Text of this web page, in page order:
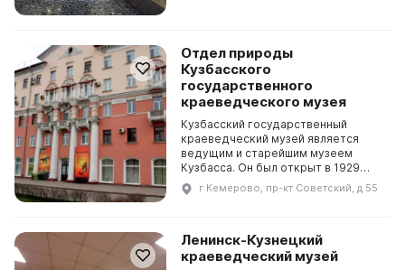
Отдел природы
Кузбасского
государственного
краеведческого музея
Кузбасский государственный
краеведческий музей является
ведущим и старейшим музеем
Кузбасса. Он был открыт в 1929
году и получил статус областного
музея в 1943 г. В настоящее время
г Кемерово, пр-кт Советский, д 55
Ленинск-Кузнецкий
краеведческий музей